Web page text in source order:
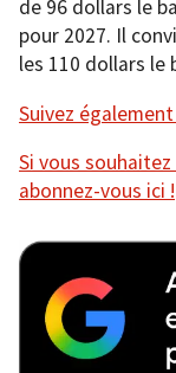
de 96 dollars le
pour 2027. Il
les 110 dollars le
Suivez
Si vous
abonnez-vous ici !